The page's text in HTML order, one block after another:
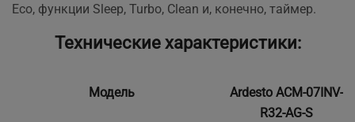
Eco, функции Sleep, Turbo, Clean и, конечно, таймер.
Технические характеристики:
Модель
Ardesto ACM-07INV-
R32-AG-S